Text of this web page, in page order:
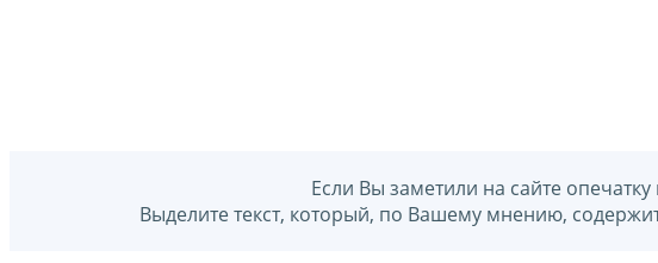
Если Вы заметили на сайте
Выделите текст, который, по Вашему мнению,